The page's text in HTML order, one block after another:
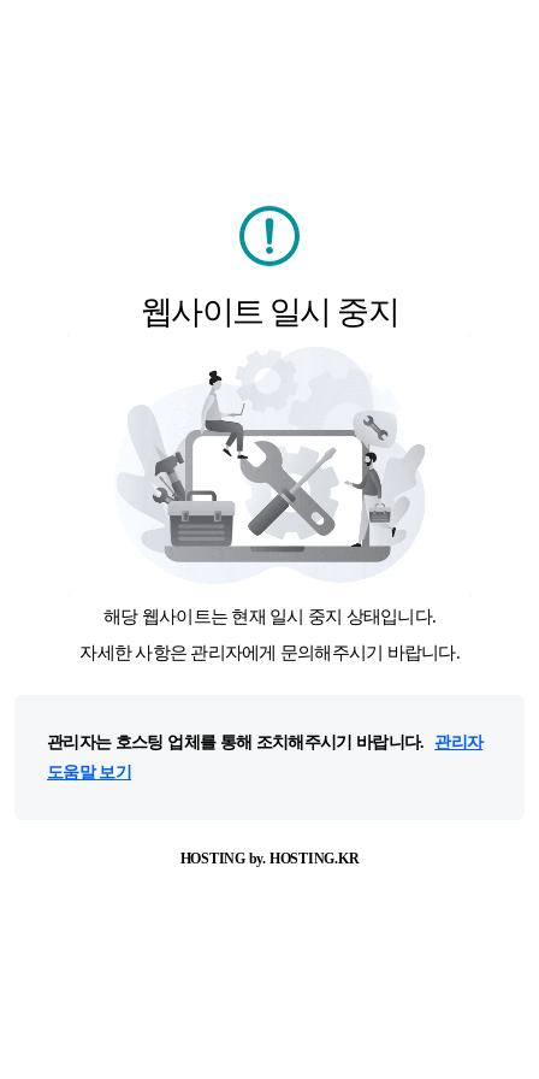
웹사이트 일시 중지
해당 웹사이트는 현재 일시 중지 상태입니다.
자세한 사항은 관리자에게 문의해주시기 바랍니다.
관리자는 호스팅 업체를 통해 조치해주시기 바랍니다.
관리자
도움말 보기
HOSTING by. HOSTING.KR